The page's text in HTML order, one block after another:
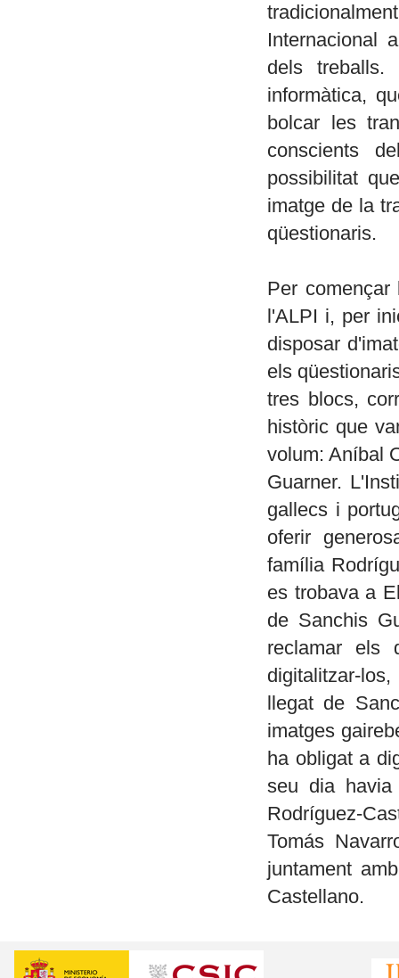
Internacional
dels
informàtica,
bolcar les
conscients
possibilitat
imatge de la
qüestionaris.
Per
l'ALPI i, per
disposar
els
tres blocs,
històric que
volum: Aníbal
Guarner.
gallecs i
oferir
família
es trobava a
de Sanchis
reclamar els
digitalitzar-
llegat de
imatges
ha obligat a
seu dia
Rodríguez-
Tomás
juntament
Castellano.